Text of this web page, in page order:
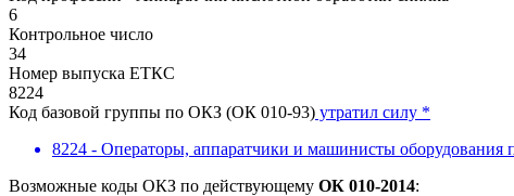
6
Контрольное число
34
Номер выпуска ЕТКС
8224
Код базовой группы по ОКЗ (ОК 010-93) утратил силу *
8224 - Операторы, аппаратчики и машинисты оборудования
Возможные коды ОКЗ по действующему ОК 010-2014: